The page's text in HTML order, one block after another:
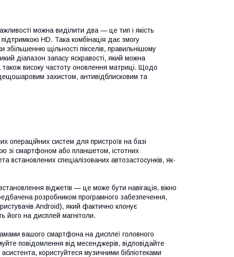
можна виділити два — це тип і якість
HD. Така комбінація дає змогу
щільності пікселів, правильнішому
діапазон запасу яскравості, який можна
високу частоту оновлення матриці. Щодо
захистом, антивідблисковим та
операційних систем для пристроїв на базі
зі смартфоном або планшетом, істотних
встановлених спеціалізованих автозастосунків, як-
віджетів — це може бути навігація, вікно
розробником програмного забезпечення,
Android), який фактично клонує
його на дисплей магнітоли.
вашого смартфона на дисплеї головного
повідомлення від месенджерів, відповідайте
користуйтеся музичними бібліотеками